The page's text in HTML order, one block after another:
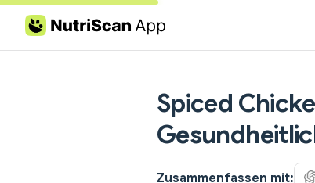
Skip to content
Spiced
Zusammenfassen mit: